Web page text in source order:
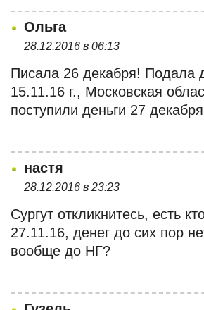
Ольга
28.12.2016 в 06:13
Писала 26 декабря! Подала
15.11.16 г., Московская
поступили деньги 27
настя
28.12.2016 в 23:23
Сургут откликнитесь, есть
27.11.16, денег до сих пор
вообще до НГ?